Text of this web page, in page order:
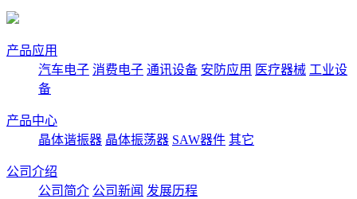
产品应用
汽车电子 消费电子 通讯设备 安防应用 医疗器械 工业设
备
产品中心
晶体谐振器 晶体振荡器 SAW器件 其它
公司介绍
公司简介 公司新闻 发展历程